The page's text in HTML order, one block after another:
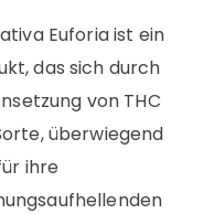
Euforia ist ein
das sich durch
von THC
überwiegend
ihre